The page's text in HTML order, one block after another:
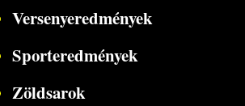
Versenyeredmények
Sporteredmények
Zöldsarok